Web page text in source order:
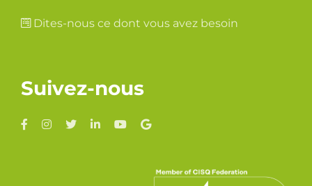
Dites-nous ce dont vous avez besoin
Suivez-nous